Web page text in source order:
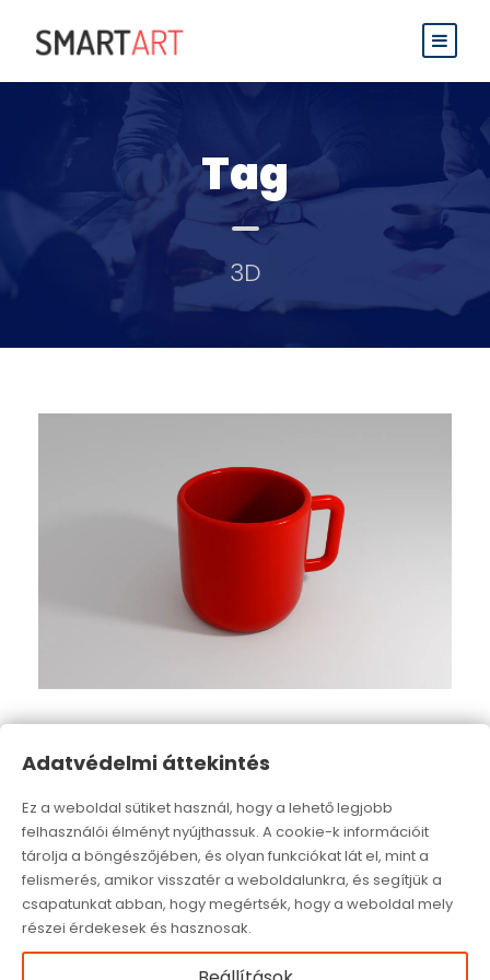
Tag
3D
3D
Adatvédelmi áttekintés
Ez a weboldal sütiket használ, hogy a lehető legjobb
felhasználói élményt nyújthassuk. A cookie-k információit
tárolja a böngészőjében, és olyan funkciókat lát el, mint a
felismerés, amikor visszatér a weboldalunkra, és segítjük a
csapatunkat abban, hogy megértsék, hogy a weboldal mely
részei érdekesek és hasznosak.